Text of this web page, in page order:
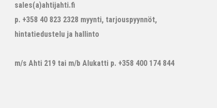
sales(a)ahtijahti.fi
p. +358 40 823 2328 myynti, tarjouspyynnöt,
hintatiedustelu ja hallinto
m/s Ahti 219 tai m/b Alukatti p. +358 400 174 844